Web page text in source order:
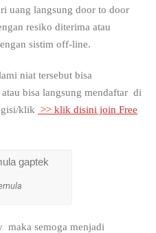
uang langsung door to door
resiko diterima atau
sistim off-line.
niat tersebut bisa
atau bisa langsung mendaftar di
klik >> klik disini join Free
maka semoga menjadi